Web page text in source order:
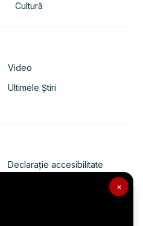
×
Cultură
Video
Ultimele Știri
Declarație accesibilitate
Politica de confidențialitate